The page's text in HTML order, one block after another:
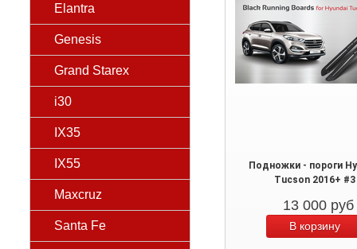
Elantra
Genesis
Grand Starex
i30
IX35
IX55
Maxcruz
Santa Fe
Подножки - пороги
Tucson 2016+ #3
13 000 руб